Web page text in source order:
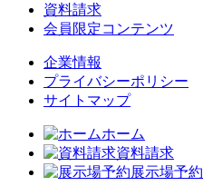
資料請求
会員限定コンテンツ
企業情報
プライバシーポリシー
サイトマップ
ホーム
資料請求
展示場予約